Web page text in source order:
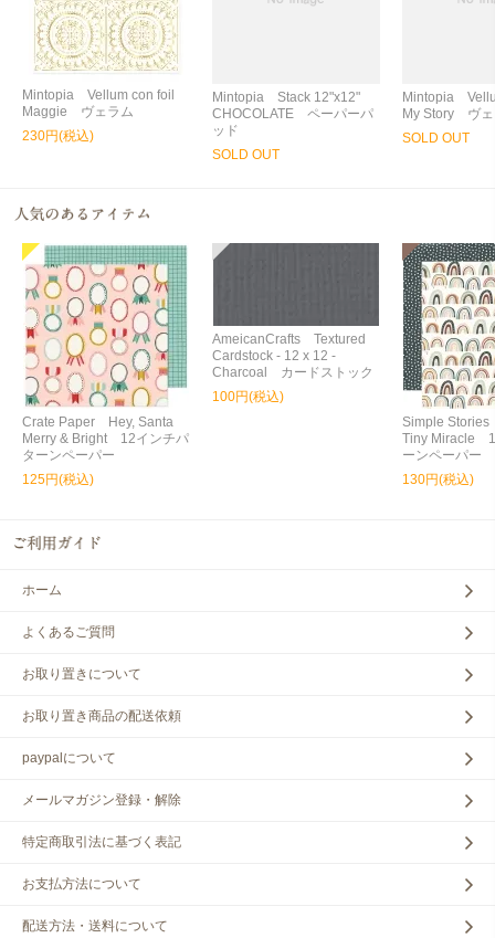
Mintopia Vellum con foil
Maggie ヴェラム
230円(税込)
Mintopia Stack 12"x12"
CHOCOLATE ペーパーパ
ッド
SOLD OUT
Mintopia
My Story ヴェ
SOLD OUT
Crate Paper Hey, Santa
Merry & Bright 12インチパ
ターンペーパー
125円(税込)
AmeicanCrafts Textured
Cardstock - 12 x 12 -
Charcoal カードストック
100円(税込)
Simple
Tiny Miracle
ーンペーパー
130円(税込)
ホーム
よくあるご質問
お取り置きについて
お取り置き商品の配送依頼
paypalについて
メールマガジン登録・解除
特定商取引法に基づく表記
お支払方法について
配送方法・送料について